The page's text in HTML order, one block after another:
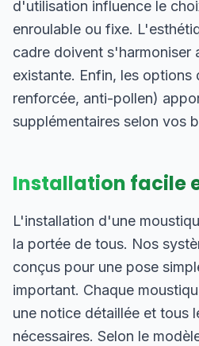
d'utilisation influence le
enroulable ou fixe.
cadre doivent s'harmoniser
existante. Enfin, les options
renforcée, anti-pollen)
supplémentaires selon vos
Installation facile
L'installation d'une
la portée de tous. Nos
conçus pour une pose
important. Chaque
une notice détaillée et tous
nécessaires. Selon le